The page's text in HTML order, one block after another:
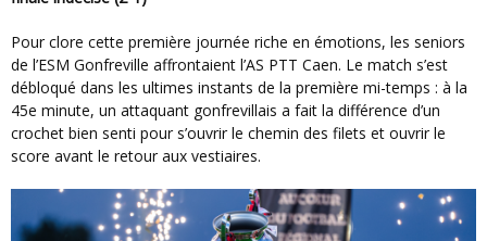
Pour clore cette première journée riche en émotions, les seniors
de l’ESM Gonfreville affrontaient l’AS PTT Caen. Le match s’est
débloqué dans les ultimes instants de la première mi-temps : à la
45e minute, un attaquant gonfrevillais a fait la différence d’un
crochet bien senti pour s’ouvrir le chemin des filets et ouvrir le
score avant le retour aux vestiaires.